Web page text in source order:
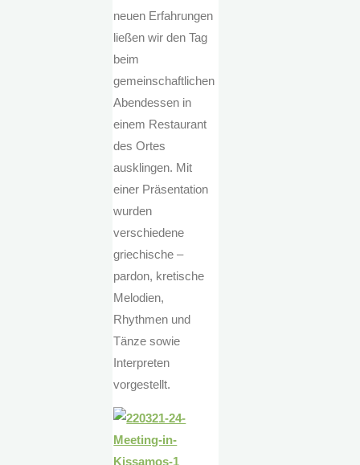
neuen Erfahrungen
ließen wir den Tag
beim
gemeinschaftlichen
Abendessen in
einem Restaurant
des Ortes
ausklingen. Mit
einer Präsentation
wurden
verschiedene
griechische –
pardon, kretische
Melodien,
Rhythmen und
Tänze sowie
Interpreten
vorgestellt.